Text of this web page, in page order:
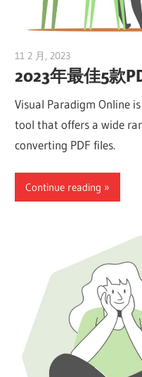
11 2 月, 2023
2023年最佳5款
Visual Paradigm Online
tool that offers a wide
converting PDF files.
Continue reading